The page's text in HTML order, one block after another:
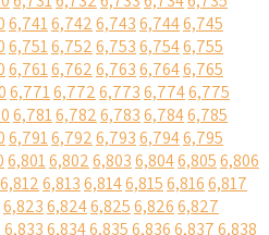
6,7416,7426,7436,7446,745
6,7516,7526,7536,7546,755
6,7616,7626,7636,7646,765
6,7716,7726,7736,7746,775
6,7816,7826,7836,7846,785
6,7916,7926,7936,7946,795
6,8016,8026,8036,8046,8056,806
6,8126,8136,8146,8156,8166,817
6,8236,8246,8256,8266,827
6,8336,8346,8356,8366,8376,838